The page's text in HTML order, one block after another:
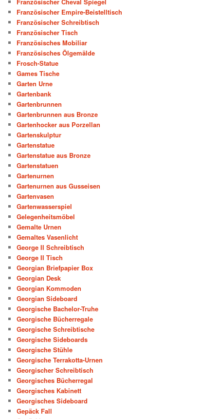
Französischer Empire-Beistelltisch
Französischer Schreibtisch
Französischer Tisch
Französisches Mobiliar
Französisches Ölgemälde
Frosch-Statue
Games Tische
Garten Urne
Gartenbank
Gartenbrunnen
Gartenbrunnen aus Bronze
Gartenhocker aus Porzellan
Gartenskulptur
Gartenstatue
Gartenstatue aus Bronze
Gartenstatuen
Gartenurnen
Gartenurnen aus Gusseisen
Gartenvasen
Gartenwasserspiel
Gelegenheitsmöbel
Gemalte Urnen
Gemaltes Vasenlicht
George II Schreibtisch
George II Tisch
Georgian Briefpapier Box
Georgian Desk
Georgian Kommoden
Georgian Sideboard
Georgische Bachelor-Truhe
Georgische Bücherregale
Georgische Schreibtische
Georgische Sideboards
Georgische Stühle
Georgische Terrakotta-Urnen
Georgischer Schreibtisch
Georgisches Bücherregal
Georgisches Kabinett
Georgisches Sideboard
Gepäck Fall